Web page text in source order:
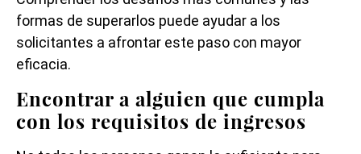
formas de superarlos puede ayudar a los
solicitantes a afrontar este paso con mayor
eficacia.
Encontrar a alguien que cumpla
con los requisitos de ingresos